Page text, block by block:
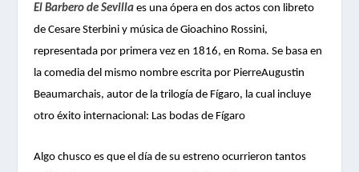
El Barbero de Sevilla es una ópera en dos actos con libreto
de Cesare Sterbini y música de Gioachino Rossini,
representada por primera vez en 1816, en Roma. Se basa en
la comedia del mismo nombre escrita por PierreAugustin
Beaumarchais, autor de la trilogía de Fígaro, la cual incluye
otro éxito internacional: Las bodas de Fígaro
Algo chusco es que el día de su estreno ocurrieron tantos